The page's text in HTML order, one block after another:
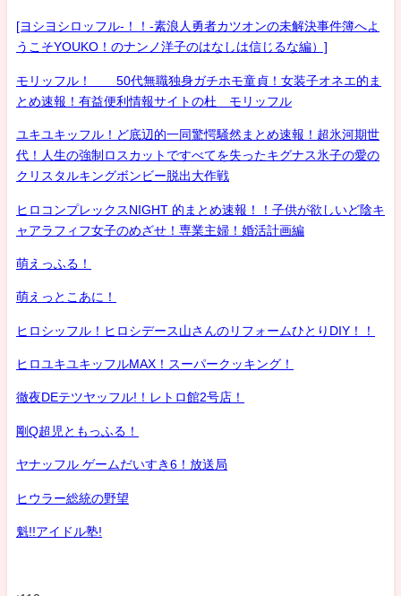
[ヨシヨシロッフル-！！-素浪人勇者カツオンの未解決事件簿へよ
うこそYOUKO！のナンノ洋子のはなしは信じるな編）]
モリッフル！ 50代無職独身ガチホモ童貞！女装子オネエ的ま
とめ速報！有益便利情報サイトの杜 モリッフル
ユキユキッフル！ど底辺的一同驚愕騒然まとめ速報！超氷河期世
代！人生の強制ロスカットですべてを失ったキグナス氷子の愛の
クリスタルキングボンビー脱出大作戦
ヒロコンプレックスNIGHT 的まとめ速報！！子供が欲しいど陰キ
ャアラフィフ女子のめざせ！専業主婦！婚活計画編
萌えっふる！
萌えっとこあに！
ヒロシッフル！ヒロシデース山さんのリフォームひとりDIY！！
ヒロユキユキッフルMAX！スーパークッキング！
徹夜DEテツヤッフル!！レトロ館2号店！
剛Q超児ともっふる！
ヤナッフル ゲームだいすき6！放送局
ヒウラー総統の野望
魁!!アイドル塾!